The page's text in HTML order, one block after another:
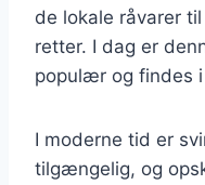
de lokale råvarer
retter. I dag er
populær og findes
I moderne tid er
tilgængelig, og